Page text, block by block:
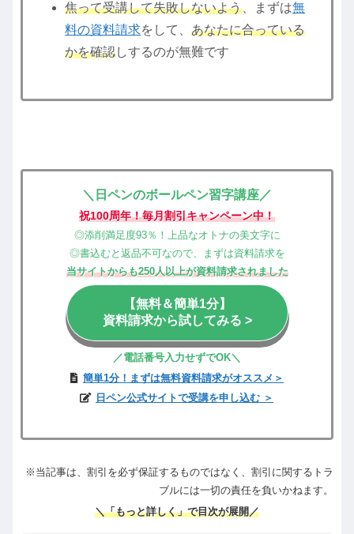
焦って受講して失敗しないよう 、まずは無
料の資料請求をして、あなたに合っている
かを確認しするのが無難です
＼日ペンのボールペン習字講座／
祝100周年！毎月割引キャンペーン中！
◎添削満足度93％！上品なオトナの美文字に
◎書込むと返品不可なので、まずは資料請求を
当サイトからも250人以上が資料請求されました
【無料＆簡単1分】
資料請求から試してみる >
／電話番号入力せずでOK＼
簡単1分！まずは無料資料請求がオススメ＞
日ペン公式サイトで受講を申し込む ＞
※当記事は、割引を必ず保証するものではなく、割引に関するトラ
ブルには一切の責任を負いかねます。
＼「もっと詳しく」で目次が展開／